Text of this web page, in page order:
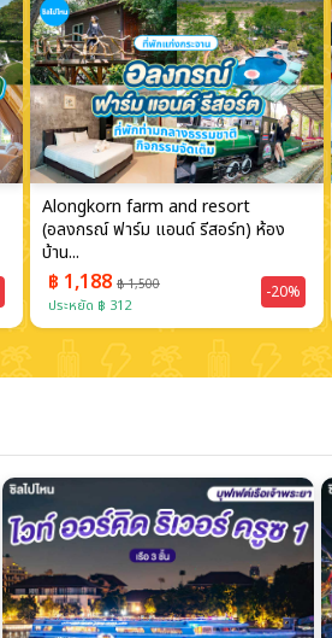
Alongkorn farm and resort
(อลงกรณ์ ฟาร์ม แอนด์ รีสอร์ท) ห้อง
บ้าน...
฿ 1,188 ฿ 1,500
ประหยัด ฿ 312
-20%